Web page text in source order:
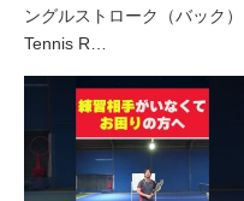
ングルストローク（バック）
Tennis R…